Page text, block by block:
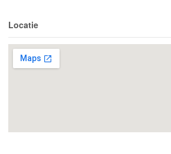
Locatie